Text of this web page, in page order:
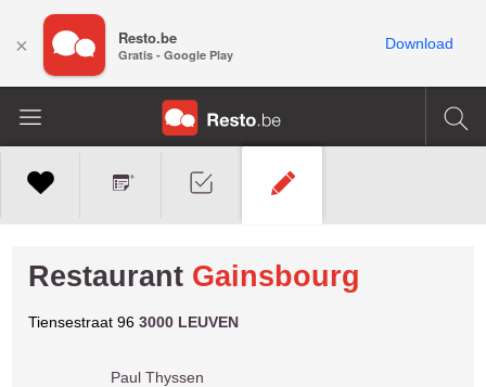
Restaurant Gainsbourg
Tiensestraat 963000 LEUVEN
Paul Thyssen
× Resto.be
Gratis - Google Play
Download